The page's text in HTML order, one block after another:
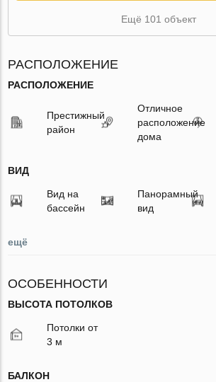
Ещё 101 объект
РАСПОЛОЖЕНИЕ
РАСПОЛОЖЕНИЕ
Престижный
район
Отличное
расположение
дома
ВИД
Вид на
бассейн
Панорамный
вид
ещё
ОСОБЕННОСТИ
ВЫСОТА ПОТОЛКОВ
Потолки от
3 м
БАЛКОН